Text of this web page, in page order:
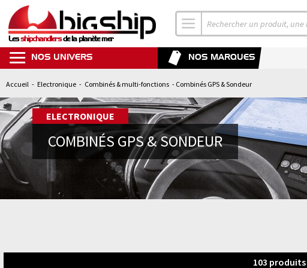
Lesshipchandlersde la planète mer
NOS UNIVERS NOS MARQUES
Accueil - Electronique - Combinés & multi-fonctions - Combinés GPS & Sondeur
ELECTRONIQUE
COMBINÉS GPS & SONDEUR
103 produits